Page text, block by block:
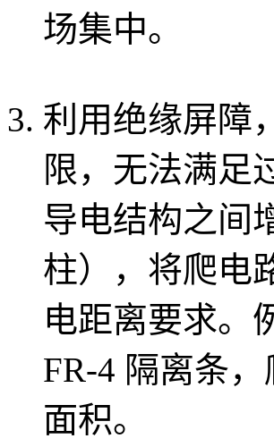
场集中。
利用绝缘屏障
限，无法满足
导电结构之间
柱），将爬电
电距离要求。
FR-4 隔离条
面积。